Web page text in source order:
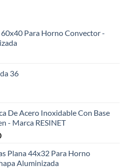
60x40 Para Horno Convector -
36
De Acero Inoxidable Con Base
- Marca RESINET
Plana 44x32 Para Horno
Aluminizada